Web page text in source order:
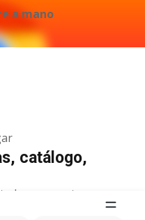
a mano
catálogo,
para este